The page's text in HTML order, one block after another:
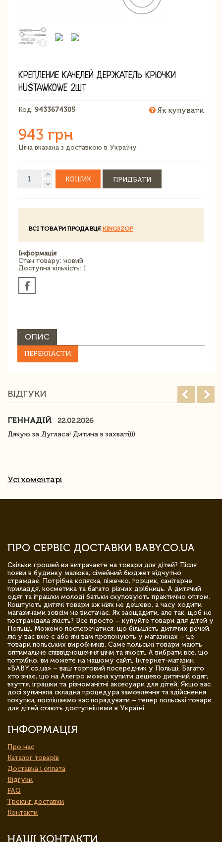
КРЕПЛЕНИЕ КАЧЕЛЕЙ ДЕРЖАТЕЛЬ КРЮЧКИ
HUŚTAWKOWE 2ШТ
Код: 9433674305 Як купувати
943 грн
Ціна вказана з доставкою в Україну
КОШИК ПРИДБАТИ
ВСІ ТОВАРИ ПРОДАВЦЯ KINGSZOP
Інформація
Стан товару: новий
Доступна кількість: 1
ОПИС
ПЕРЕКЛАСТИ
ВІДГУКИ
ГЕННАДІЙ
22.02.2026
Дякую за Дугласа! Дитина в захваті)))
Усі коментарі
ПРО СЕРВІС ДОСТАВКИ BABY.CO.UA
Скільки грошей ви витрачаєте на товари для дітей? Після
появи в будинку малюка, сімейний бюджет відчутно
страждає. Потрібна коляска, ліжечко, горщик, санітарне
приладдя, косметика та багато різних дрібниць. А дитячий
одяг та іграшки молоді батьки скуповують практично оптом.
Коштують дитячі товари аж ніяк не дешево, а часу ходити
магазинами зовсім не вистачає. Як заощадити, але так, щоб не
постраждала якість? Все просто – купуйте товари для дітей у
Польщі. Можемо посперечатися, що більшість дитячих речей,
які у вас вже є або які вам пропонують у магазинах – це
товари польських виробників. Саме польські товари мають
оптимальне співвідношення ціни та якості. А вибрати все, що
потрібно, ви можете на нашому сайті. Інтернет-магазин
«BABY.co.ua» – ваш торговий посередник у Польщі. Багато
хто знає, що на Алегро можна купити дешево дитячий одяг,
взуття, іграшки та різноманітні аксесуари для дітей. Якщо вас
досі зупиняла складна процедура замовлення та здійснення
покупки, поспішаємо вас порадувати – тепер польські товари
для дітей стають доступнішими в Україні.
ІНФОРМАЦІЯ
Про нас
Каталог товарів
Доставка і оплата
Відгуки
FAQ
Трекінг доставки
Контакти
НАШІ КОНТАКТИ